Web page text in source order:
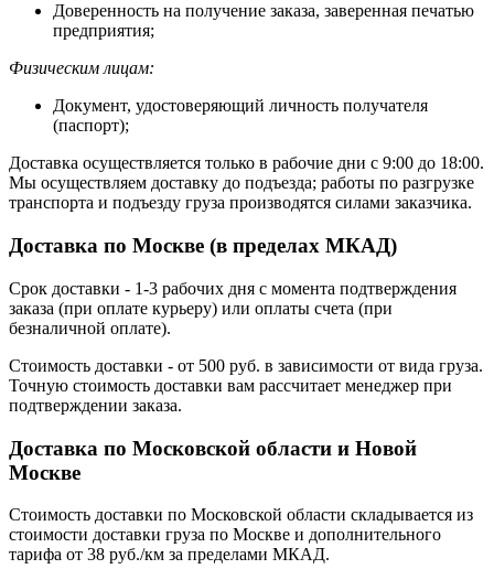
Доверенность на получение заказа, заверенная печатью
предприятия;
Физическим лицам:
Документ, удостоверяющий личность получателя
(паспорт);
Доставка осуществляется только в рабочие дни с 9:00 до 18:00.
Мы осуществляем доставку до подъезда; работы по разгрузке
транспорта и подъезду груза производятся силами заказчика.
Доставка по Москве (в пределах МКАД)
Срок доставки - 1-3 рабочих дня с момента подтверждения
заказа (при оплате курьеру) или оплаты счета (при
безналичной оплате).
Стоимость доставки - от 500 руб. в зависимости от вида груза.
Точную стоимость доставки вам рассчитает менеджер при
подтверждении заказа.
Доставка по Московской области и Новой
Москве
Стоимость доставки по Московской области складывается из
стоимости доставки груза по Москве и дополнительного
тарифа от 38 руб./км за пределами МКАД.